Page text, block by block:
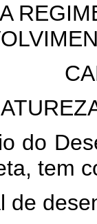
do
tem
de